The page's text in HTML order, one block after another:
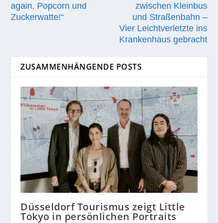
again, Popcorn und
Zuckerwatte!“
zwischen Kleinbus
und Straßenbahn –
Vier Leichtverletzte ins
Krankenhaus gebracht
ZUSAMMENHÄNGENDE POSTS
Düsseldorf Tourismus zeigt Little
Tokyo in persönlichen Portraits